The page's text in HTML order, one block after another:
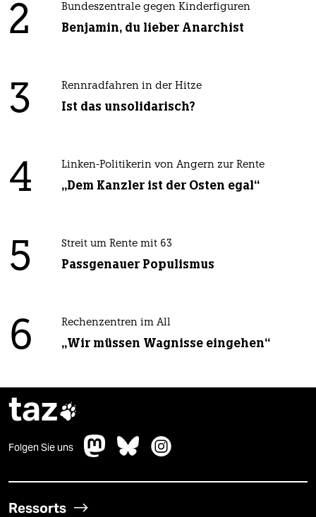
2 Bundeszentrale gegen Kinderfiguren
Benjamin, du lieber Anarchist
3 Rennradfahren in der Hitze
Ist das unsolidarisch?
4 Linken-Politikerin von Angern zur Rente
„Dem Kanzler ist der Osten egal“
5 Streit um Rente mit 63
Passgenauer Populismus
6 Rechenzentren im All
„Wir müssen Wagnisse eingehen“
taz
Folgen Sie uns
Ressorts